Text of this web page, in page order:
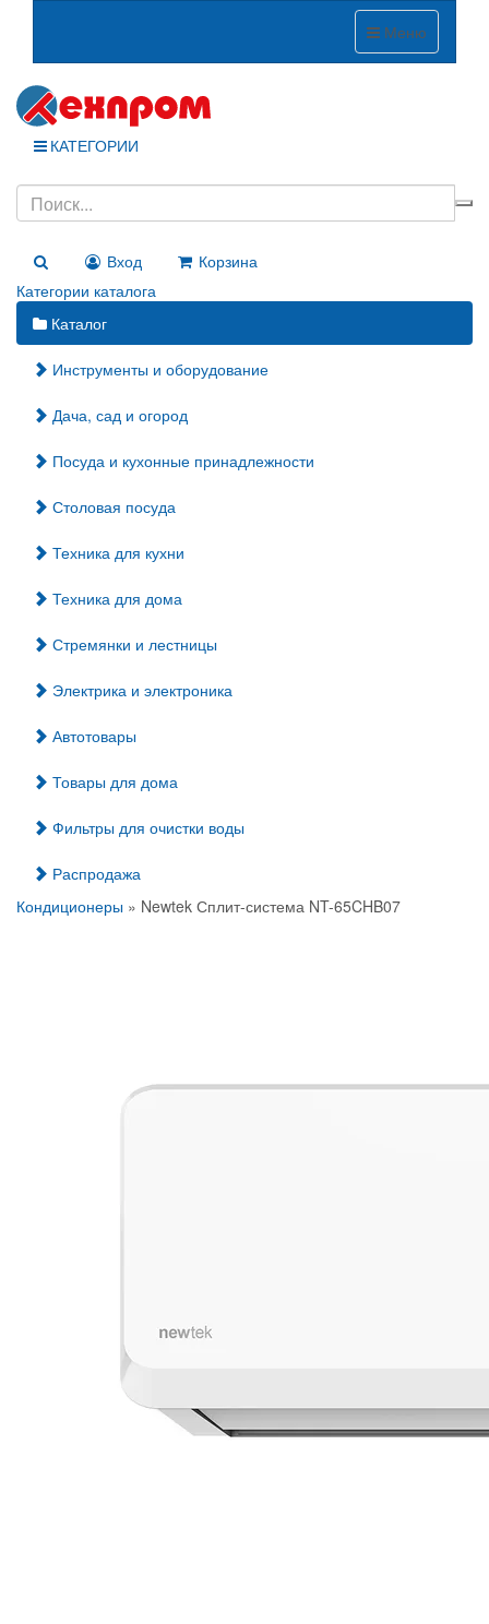
Меню
КАТЕГОРИИ
Вход
Корзина
Категории каталога
Каталог
Инструменты и оборудование
Дача, сад и огород
Посуда и кухонные принадлежности
Столовая посуда
Техника для кухни
Техника для дома
Стремянки и лестницы
Электрика и электроника
Автотовары
Товары для дома
Фильтры для очистки воды
Распродажа
Кондиционеры » Newtek Сплит-система NT-65CHB07